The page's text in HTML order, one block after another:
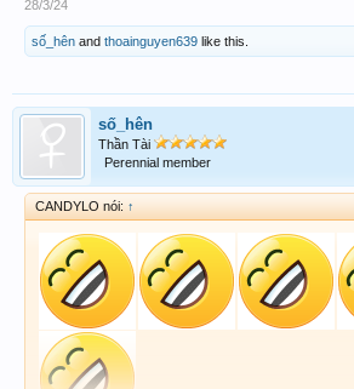
28/3/24
số_hên and thoainguyen639 like this.
số_hên
Thần Tài
Perennial member
CANDYLO nói: ↑